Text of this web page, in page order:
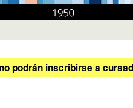
podrán inscribirse a